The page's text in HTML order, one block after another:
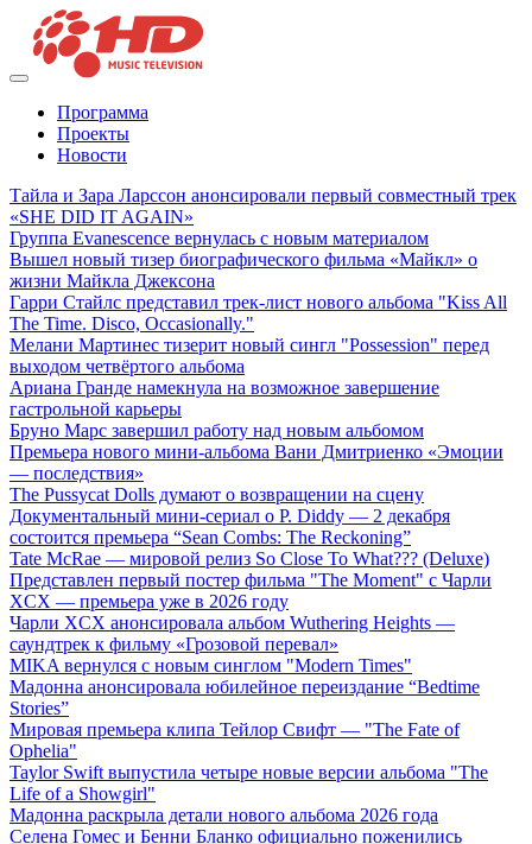
Программа
Проекты
Новости
Тайла и Зара Ларссон анонсировали первый совместный трек
«SHE DID IT AGAIN»
Группа Evanescence вернулась с новым материалом
Вышел новый тизер биографического фильма «Майкл» о
жизни Майкла Джексона
Гарри Стайлс представил трек-лист нового альбома "Kiss All
The Time. Disco, Occasionally."
Мелани Мартинес тизерит новый сингл "Possession" перед
выходом четвёртого альбома
Ариана Гранде намекнула на возможное завершение
гастрольной карьеры
Бруно Марс завершил работу над новым альбомом
Премьера нового мини-альбома Вани Дмитриенко «Эмоции
— последствия»
The Pussycat Dolls думают о возвращении на сцену
Документальный мини-сериал о P. Diddy — 2 декабря
состоится премьера “Sean Combs: The Reckoning”
Tate McRae — мировой релиз So Close To What??? (Deluxe)
Представлен первый постер фильма "The Moment" с Чарли
XCX — премьера уже в 2026 году
Чарли XCX анонсировала альбом Wuthering Heights —
саундтрек к фильму «Грозовой перевал»
MIKA вернулся с новым синглом "Modern Times"
Мадонна анонсировала юбилейное переиздание “Bedtime
Stories”
Мировая премьера клипа Тейлор Свифт — "The Fate of
Ophelia"
Taylor Swift выпустила четыре новые версии альбома "The
Life of a Showgirl"
Мадонна раскрыла детали нового альбома 2026 года
Селена Гомес и Бенни Бланко официально поженились